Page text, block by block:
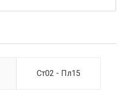
Ст02 - Пл15